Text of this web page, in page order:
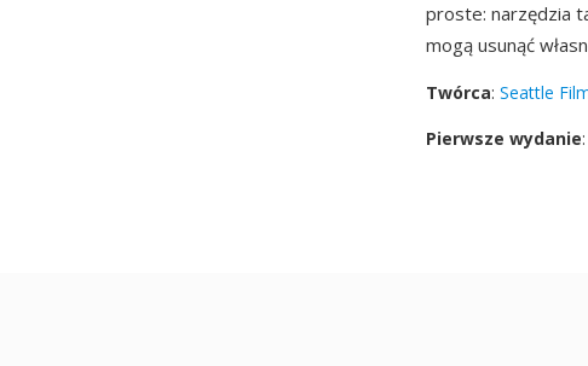
proste: narzędzia
mogą usunąć
Twórca: Seattle
Pierwsze wydanie